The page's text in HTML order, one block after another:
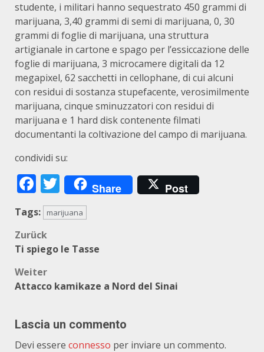
studente, i militari hanno sequestrato 450 grammi di
marijuana, 3,40 grammi di semi di marijuana, 0, 30
grammi di foglie di marijuana, una struttura
artigianale in cartone e spago per l’essiccazione delle
foglie di marijuana, 3 microcamere digitali da 12
megapixel, 62 sacchetti in cellophane, di cui alcuni
con residui di sostanza stupefacente, verosimilmente
marijuana, cinque sminuzzatori con residui di
marijuana e 1 hard disk contenente filmati
documentanti la coltivazione del campo di marijuana.
condividi su:
Facebook
Twitter
Share Post
Tags: marijuana
Beitragsnavigation
Zurück
Ti spiego le Tasse
Weiter
Attacco kamikaze a Nord del Sinai
Lascia un commento
Devi essere connesso per inviare un commento.